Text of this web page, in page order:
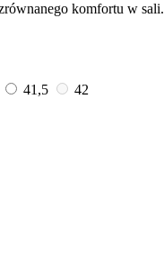
komfortu w sali.
41,5
42